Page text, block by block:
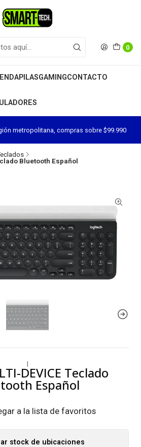
0
PILASGAMINGCONTACTO
metropolitana, compras sobre $99.990
Bluetooth Español
|
DEVICE Teclado
Español
a la lista de favoritos
stock de ubicaciones